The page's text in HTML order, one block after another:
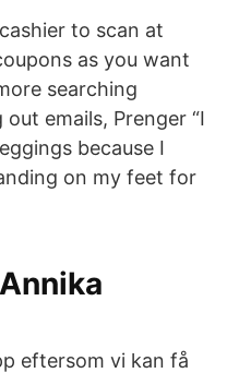
to scan at
as you want
searching
emails, Prenger “I
because I
on my feet for
eftersom vi kan få